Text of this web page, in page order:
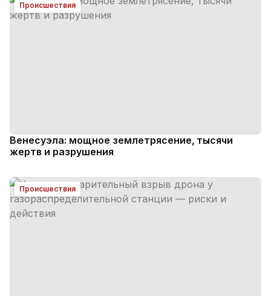
Происшествия
Венесуэла: мощное землетрясение, тысячи
жертв и разрушения
Происшествия